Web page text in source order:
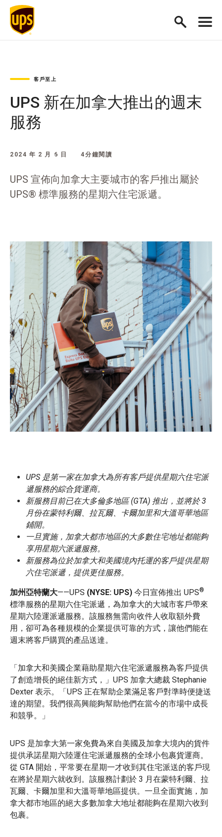
客戶至上
UPS 新在加拿大推出的週末
服務
2024 年 2 月 6 日 4分鐘閱讀
UPS 宣佈向加拿大主要城市的客戶推出屬於
UPS® 標準服務的星期六住宅派遞。
UPS 是第一家在加拿大為所有客戶提供星期六住宅派
遞服務的綜合貨運商。
新服務目前已在大多倫多地區 (GTA) 推出，並將於 3
月份在蒙特利爾、拉瓦爾、卡爾加里和大溫哥華地區
鋪開。
一旦實施，加拿大都市地區的大多數住宅地址都能夠
享用星期六派遞服務。
新服務為位於加拿大和美國境內托運的客戶提供星期
六住宅派遞，提供更佳服務。
加州亞特蘭大——UPS (NYSE: UPS) 今日宣佈推出 UPS®
標準服務的星期六住宅派遞，為加拿大的大城市客戶帶來
星期六陸運派遞服務。該服務無需向收件人收取額外費
用，卻可為各種規模的企業提供可靠的方式，讓他們能在
週末將客戶購買的產品送達。
「加拿大和美國企業藉助星期六住宅派遞服務為客戶提供
了創造增長的絕佳新方式，」UPS 加拿大總裁 Stephanie
Dexter 表示。「UPS 正在幫助企業滿足客戶對準時便捷送
達的期望。我們很高興能夠幫助他們在當今的市場中成長
和競爭。」
UPS 是加拿大第一家免費為來自美國及加拿大境內的貨件
提供承諾星期六陸運住宅派遞服務的全球小包裹貨運商。
從 GTA 開始，平常要在星期一才收到其住宅派送的客戶現
在將於星期六就收到。該服務計劃於 3 月在蒙特利爾、拉
瓦爾、卡爾加里和大溫哥華地區提供。一旦全面實施，加
拿大都市地區的絕大多數加拿大地址都能夠在星期六收到
包裹。